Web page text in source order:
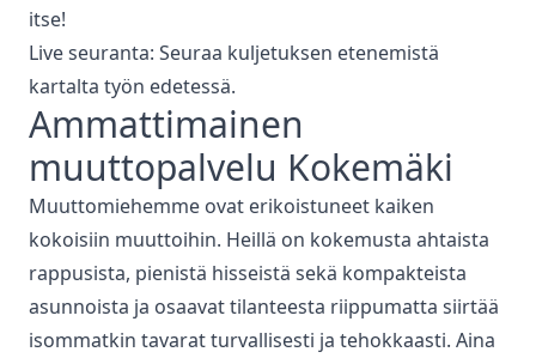
itse!
Live seuranta: Seuraa kuljetuksen etenemistä
kartalta työn edetessä.
Ammattimainen
muuttopalvelu Kokemäki
Muuttomiehemme ovat erikoistuneet kaiken
kokoisiin muuttoihin. Heillä on kokemusta ahtaista
rappusista, pienistä hisseistä sekä kompakteista
asunnoista ja osaavat tilanteesta riippumatta siirtää
isommatkin tavarat turvallisesti ja tehokkaasti. Aina